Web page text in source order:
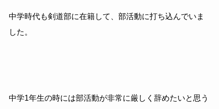
中学時代も剣道部に在籍して、部活動に打ち込んでいま
した。
中学1年生の時には部活動が非常に厳しく辞めたいと思う